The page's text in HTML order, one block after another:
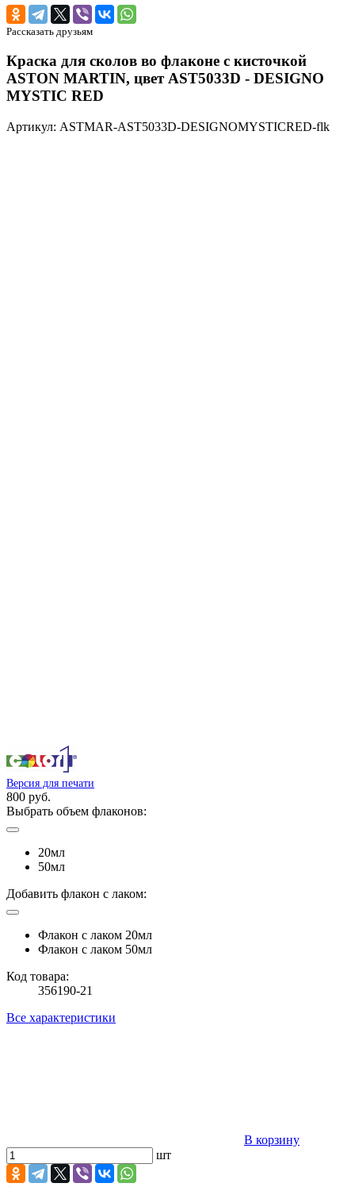
Рассказать друзьям
Краска для сколов во флаконе с кисточкой
ASTON MARTIN, цвет AST5033D - DESIGNO
MYSTIC RED
Артикул: ASTMAR-AST5033D-DESIGNOMYSTICRED-flk
Версия для печати
800 руб.
Выбрать объем флаконов:
20мл
50мл
Добавить флакон с лаком:
Флакон с лаком 20мл
Флакон с лаком 50мл
Код товара:
356190-21
Все характеристики
В корзину
шт